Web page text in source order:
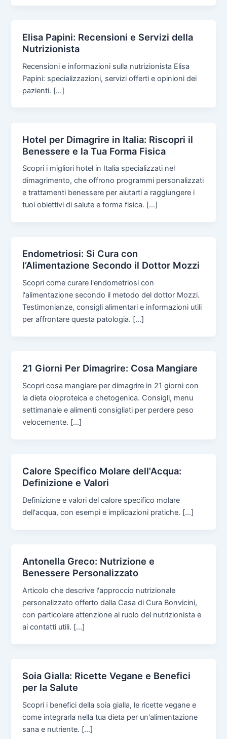
Elisa Papini: Recensioni e Servizi della
Nutrizionista
Recensioni e informazioni sulla nutrizionista Elisa
Papini: specializzazioni, servizi offerti e opinioni dei
pazienti. […]
Hotel per Dimagrire in Italia: Riscopri il
Benessere e la Tua Forma Fisica
Scopri i migliori hotel in Italia specializzati nel
dimagrimento, che offrono programmi personalizzati
e trattamenti benessere per aiutarti a raggiungere i
tuoi obiettivi di salute e forma fisica. […]
Endometriosi: Si Cura con
l’Alimentazione Secondo il Dottor Mozzi
Scopri come curare l'endometriosi con
l'alimentazione secondo il metodo del dottor Mozzi.
Testimonianze, consigli alimentari e informazioni utili
per affrontare questa patologia. […]
21 Giorni Per Dimagrire: Cosa Mangiare
Scopri cosa mangiare per dimagrire in 21 giorni con
la dieta oloproteica e chetogenica. Consigli, menu
settimanale e alimenti consigliati per perdere peso
velocemente. […]
Calore Specifico Molare dell'Acqua:
Definizione e Valori
Definizione e valori del calore specifico molare
dell'acqua, con esempi e implicazioni pratiche. […]
Antonella Greco: Nutrizione e
Benessere Personalizzato
Articolo che descrive l'approccio nutrizionale
personalizzato offerto dalla Casa di Cura Bonvicini,
con particolare attenzione al ruolo del nutrizionista e
ai contatti utili. […]
Soia Gialla: Ricette Vegane e Benefici
per la Salute
Scopri i benefici della soia gialla, le ricette vegane e
come integrarla nella tua dieta per un'alimentazione
sana e nutriente. […]